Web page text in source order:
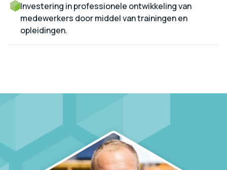
Investering in professionele ontwikkeling van
medewerkers door middel van trainingen en
opleidingen.